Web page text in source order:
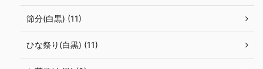
節分(白黒) (11)
ひな祭り(白黒) (11)